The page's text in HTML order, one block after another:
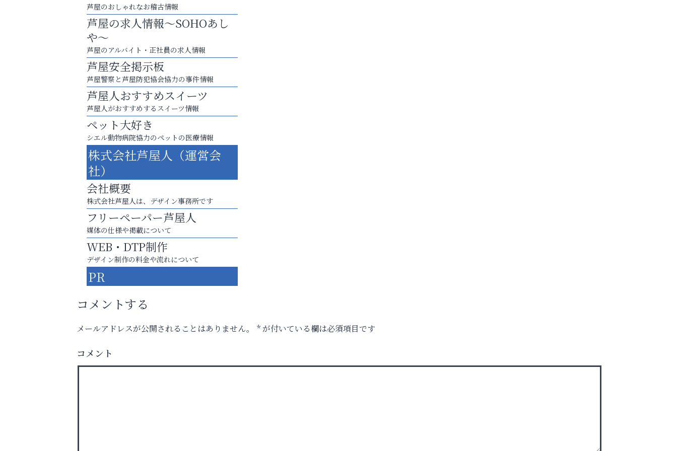
お子さまにも大人にも、優しく寄り添う
OTTO南芦屋浜皮膚科クリニック、開院！
整体院エスコート・芦屋サロ
ン
猫背･側弯、背骨の歪みを
整えませんか？
芦屋のおしゃれなお稽古情報
芦屋の求人情報～SOHOあし
や～
芦屋のアルバイト・正社員の求人情報
芦屋安全掲示板
芦屋警察と芦屋防犯協会協力の事件情報
芦屋人おすすめスイーツ
芦屋人がおすすめするスイーツ情報
ペット大好き
シエル動物病院協力のペットの医療情報
株式会社芦屋人（運営会
社）
会社概要
株式会社芦屋人は、デザイン事務所です
フリーペーパー芦屋人
媒体の仕様や掲載について
WEB・DTP制作
デザイン制作の料金や流れについて
PR
コメントする
メールアドレスが公開されることはありません。 *が付いている欄は必須項目です
コメント